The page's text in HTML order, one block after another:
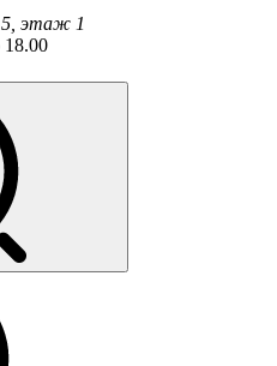
5, этаж 1
18.00